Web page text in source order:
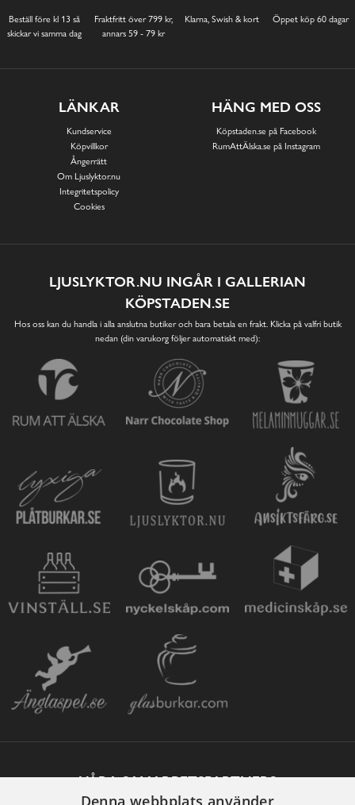
Beställ före kl 13 så
skickar vi samma dag
Fraktfritt över 799 kr,
annars 59 - 79 kr
Klarna, Swish & kort Öppet köp 60 dagar
LÄNKAR
Kundservice
Köpvillkor
Ångerrätt
Om Ljuslyktor.nu
Integritetspolicy
Cookies
HÄNG MED OSS
Köpstaden.se på Facebook
RumAttÄlska.se på Instagram
LJUSLYKTOR.NU INGÅR I GALLERIAN
KÖPSTADEN.SE
Hos oss kan du handla i alla anslutna butiker och bara betala en frakt. Klicka på valfri butik
nedan (din varukorg följer automatiskt med):
VÅRA SAMARBETSPARTNERS
Denna webbplats använder